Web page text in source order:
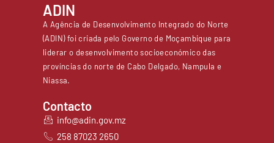
ADIN
A Agência de Desenvolvimento Integrado do Norte
(ADIN) foi criada pelo Governo de Moçambique para
liderar o desenvolvimento socioeconómico das
províncias do norte de Cabo Delgado, Nampula e
Niassa.
Contacto
info@adin.gov.mz
258 87023 2650